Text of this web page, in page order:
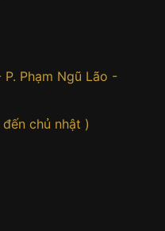
Phạm Ngũ Lão -
chủ nhật )